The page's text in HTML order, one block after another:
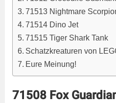
71513 Nightmare
71514 Dino Jet
71515 Tiger Shark Tank
Schatzkreaturen von
Eure Meinung!
71508 Fox